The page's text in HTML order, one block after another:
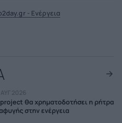
- Ενέργεια
2026
project θα χρηματοδοτήσει η ρήτρα
στην ενέργεια